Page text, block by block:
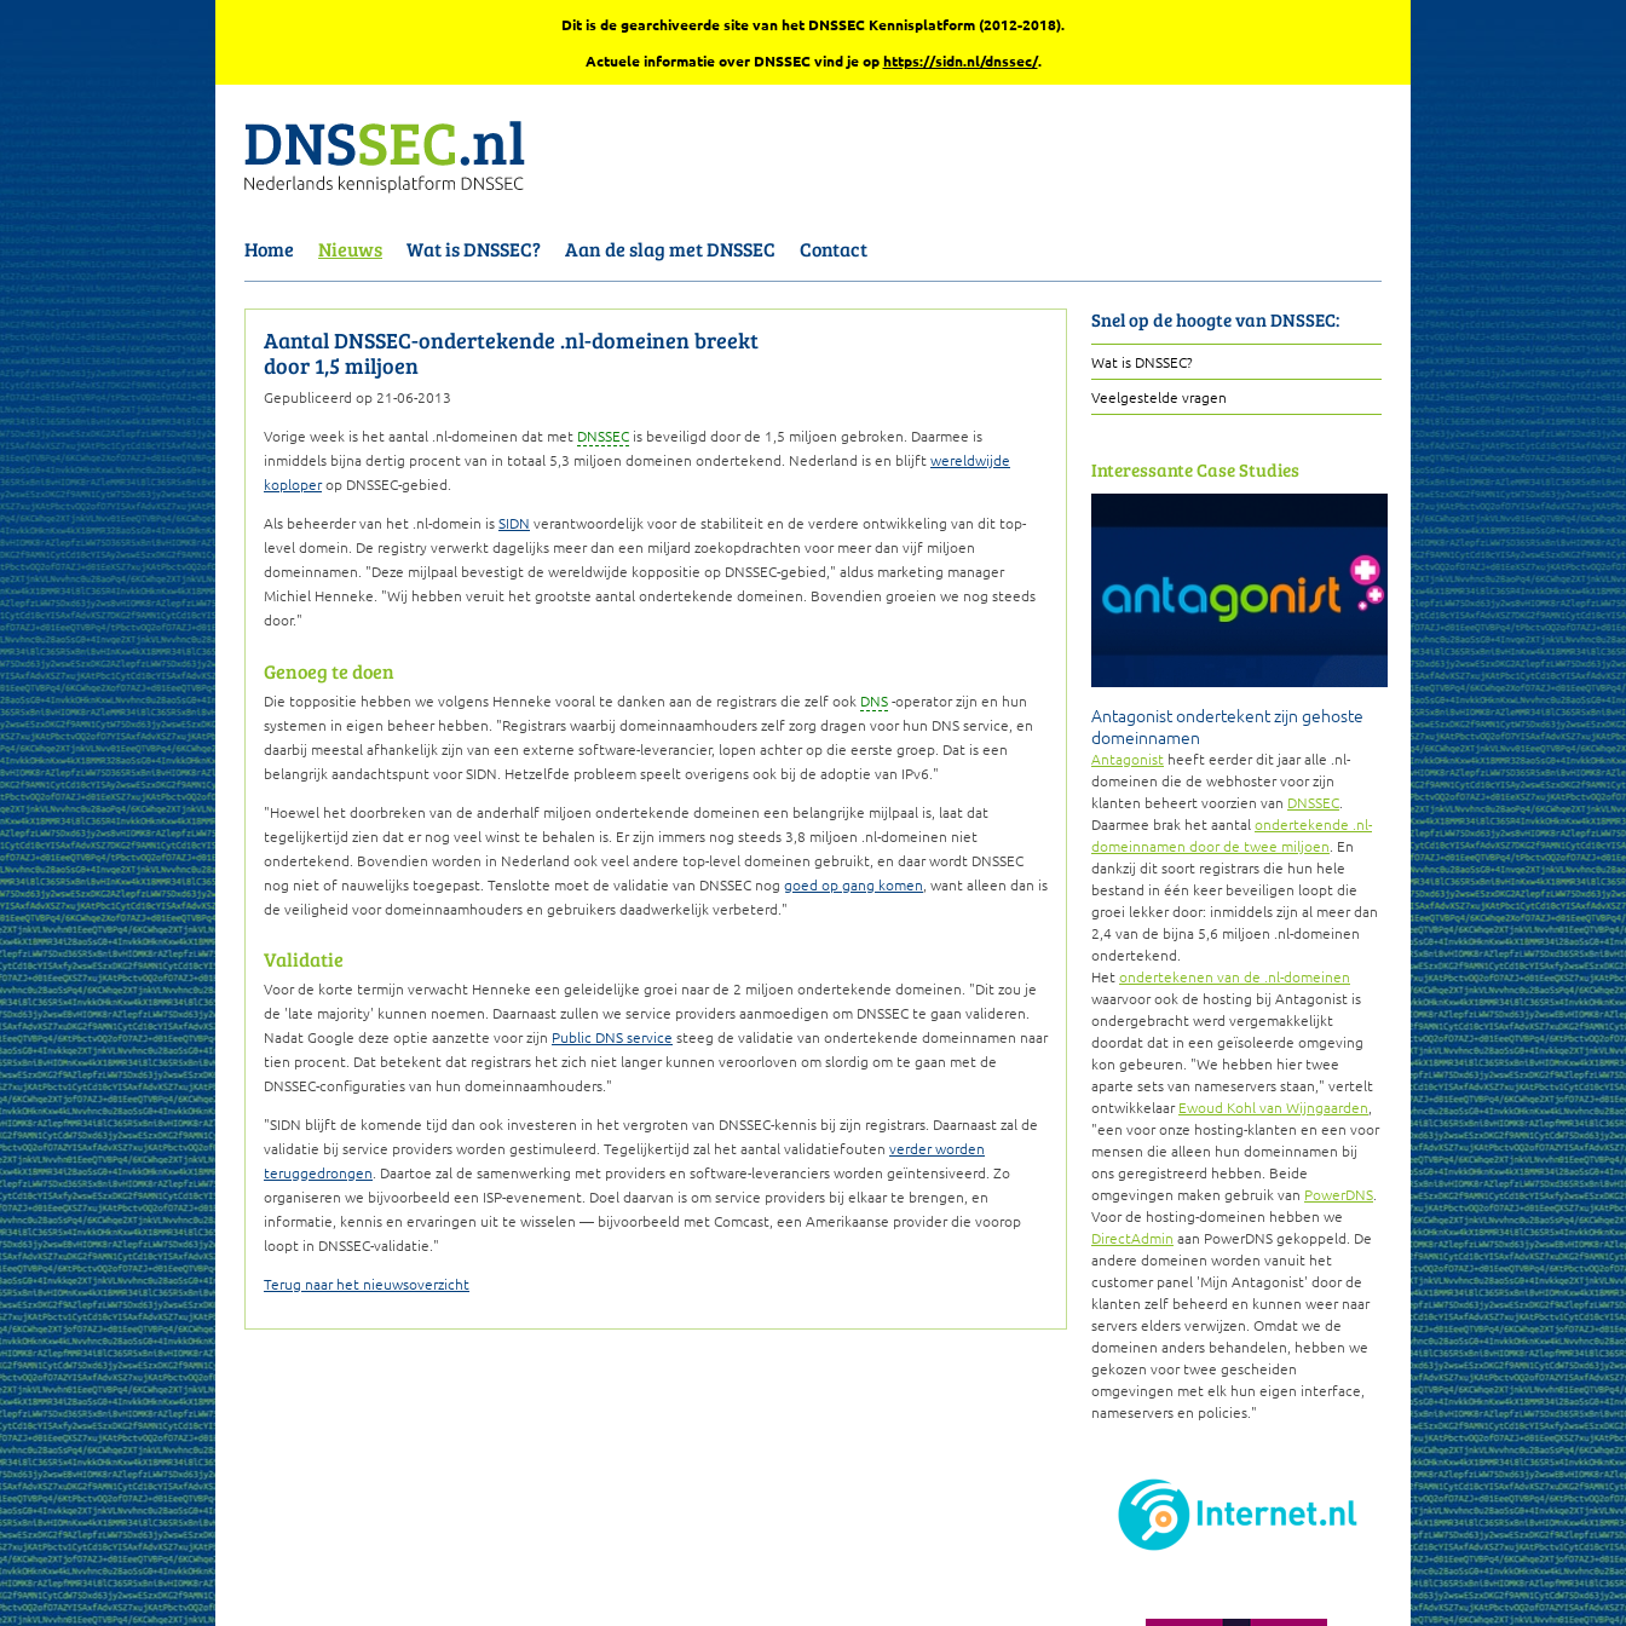
Dit is de gearchiveerde site van het DNSSEC Kennisplatform (2012-2018).
Actuele informatie over DNSSEC vind je ophttps://sidn.nl/dnssec/.
Home Nieuws Wat is DNSSEC? Aan de slag met DNSSEC Contact
Aantal DNSSEC-ondertekende .nl-domeinen breekt
door 1,5 miljoen
Gepubliceerd op 21-06-2013
Vorige week is het aantal .nl-domeinen dat met DNSSEC is beveiligd door de 1,5 miljoen gebroken. Daarmee is
inmiddels bijna dertig procent van in totaal 5,3 miljoen domeinen ondertekend. Nederland is en blijftwereldwijde
koploperop DNSSEC-gebied.
Als beheerder van het .nl-domein isSIDN verantwoordelijk voor de stabiliteit en de verdere ontwikkeling van dit top-
level domein. De registry verwerkt dagelijks meer dan een miljard zoekopdrachten voor meer dan vijf miljoen
domeinnamen.
Deze mijlpaal bevestigt de wereldwijde koppositie op DNSSEC-gebied, aldus marketing manager
Michiel Henneke. Wij hebben veruit het grootste aantal ondertekende domeinen. Bovendien groeien we nog steeds
door.
Genoeg te doen
Die toppositie hebben we volgens Henneke vooral te danken aan de registrars die zelf ook DNS-operator zijn en hun
systemen in eigen beheer hebben.
Registrars waarbij domeinnaamhouders zelf zorg dragen voor hun DNS service, en
daarbij meestal afhankelijk zijn van een externe software-leverancier, lopen achter op die eerste groep. Dat is een
belangrijk aandachtspunt voor SIDN. Hetzelfde probleem speelt overigens ook bij de adoptie van IPv6.
Hoewel het doorbreken van de anderhalf miljoen ondertekende domeinen een belangrijke mijlpaal is, laat dat
tegelijkertijd zien dat er nog veel winst te behalen is. Er zijn immers nog steeds 3,8 miljoen .nl-domeinen niet
ondertekend. Bovendien worden in Nederland ook veel andere top-level domeinen gebruikt, en daar wordt DNSSEC
nog niet of nauwelijks toegepast. Tenslotte moet de validatie van DNSSEC nog goed op gang komen , want alleen dan is
de veiligheid voor domeinnaamhouders en gebruikers daadwerkelijk verbeterd.
Validatie
Voor de korte termijn verwacht Henneke een geleidelijke groei naar de 2 miljoen ondertekende domeinen.
Dit zou je
de 'late majority' kunnen noemen. Daarnaast zullen we service providers aanmoedigen om DNSSEC te gaan valideren.
Nadat Google deze optie aanzette voor zijn Public DNS service steeg de validatie van ondertekende domeinnamen naar
tien procent. Dat betekent dat registrars het zich niet langer kunnen veroorloven om slordig om te gaan met de
DNSSEC-configuraties van hun domeinnaamhouders.
SIDN blijft de komende tijd dan ook investeren in het vergroten van DNSSEC-kennis bij zijn registrars. Daarnaast zal de
validatie bij service providers worden gestimuleerd. Tegelijkertijd zal het aantal validatiefouten verder worden
teruggedrongen. Daartoe zal de samenwerking met providers en software-leveranciers worden geïntensiveerd. Zo
organiseren we bijvoorbeeld een ISP-evenement. Doel daarvan is om service providers bij elkaar te brengen, en
informatie, kennis en ervaringen uit te wisselen — bijvoorbeeld met Comcast, een Amerikaanse provider die voorop
loopt in DNSSEC-validatie.
Terug naar het nieuwsoverzicht
Snel op de hoogte van DNSSEC:
Wat is DNSSEC?
Veelgestelde vragen
Interessante Case Studies
Antagonist ondertekent zijn gehoste
domeinnamen
Antagonist heeft eerder dit jaar alle .nl-
domeinen die de webhoster voor zijn
klanten beheert voorzien van DNSSEC
Daarmee brak het aantal ondertekende .nl-
domeinnamen door de twee miljoen . En
dankzij dit soort registrars die hun hele
bestand in één keer beveiligen loopt die
groei lekker door: inmiddels zijn al meer dan
2,4 van de bijna 5,6 miljoen .nl-domeinen
ondertekend.
Hetondertekenen van de .nl-domeinen
waarvoor ook de hosting bij Antagonist is
ondergebracht werd vergemakkelijkt
doordat dat in een geïsoleerde omgeving
kon gebeuren.
We hebben hier twee
aparte sets van nameservers staan,
vertelt
ontwikkelaarEwoud Kohl van Wijngaarden
een voor onze hosting-klanten en een voor
mensen die alleen hun domeinnamen bij
ons geregistreerd hebben. Beide
omgevingen maken gebruik van PowerDNS
Voor de hosting-domeinen hebben we
DirectAdmin aan PowerDNS gekoppeld. De
andere domeinen worden vanuit het
customer panel 'Mijn Antagonist' door de
klanten zelf beheerd en kunnen weer naar
servers elders verwijzen. Omdat we de
domeinen anders behandelen, hebben we
gekozen voor twee gescheiden
omgevingen met elk hun eigen interface,
nameservers en policies.